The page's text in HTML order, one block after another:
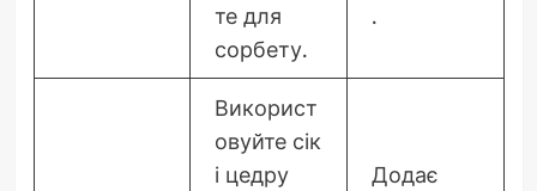
те для
сорбету.
.
Використ
овуйте сік
і цедру
Додає